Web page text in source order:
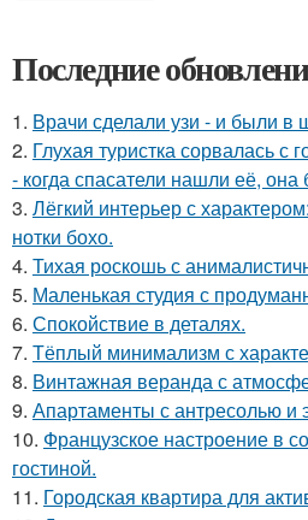
Последние
1. Врачи сделали узи - и были в
2. Глухая туристка сорвалась с
- когда спасатели нашли её,
3. Лёгкий интерьер с
нотки бохо.
4. Тихая роскошь с
5. Маленькая студия с
6. Спокойствие в деталях.
7. Тёплый минимализм с
8. Винтажная веранда с
9. Апартаменты с антресолью и
10. Французское настроение в
гостиной.
11. Городская квартира для